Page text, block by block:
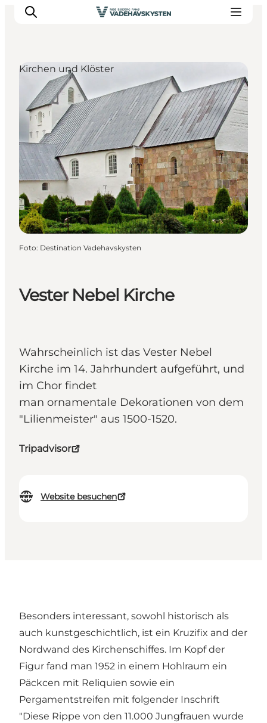
Ribe
Esbjerg
Fanø
Mandø
Wattenmeer
Essen und Schlafen
Veranstaltungen
Vester Nebel Kirche
Wahrscheinlich ist das Vester Nebel
Kirche im 14. Jahrhundert aufgeführt, und
im Chor findet
man ornamentale Dekorationen von dem
"Lilienmeister" aus 1500-1520.
Tripadvisor
Website besuchen
Kirchen und Klöster
Foto: Destination Vadehavskysten
Besonders interessant, sowohl historisch als
auch kunstgeschichtlich, ist ein Kruzifix and der
Nordwand des Kirchenschiffes. Im Kopf der
Figur fand man 1952 in einem Hohlraum ein
Päckcen mit Reliquien sowie ein
Pergamentstreifen mit folgender Inschrift
"Diese Rippe von den 11.000 Jungfrauen wurde